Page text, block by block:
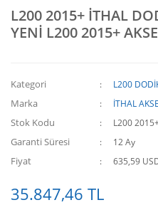
L200 2015+ İTHAL
YENİ L200 2015+
Kategori L200
Marka İTHAL
Stok Kodu L200
Garanti Süresi 12 Ay
Fiyat 635,59
35.847,46 TL